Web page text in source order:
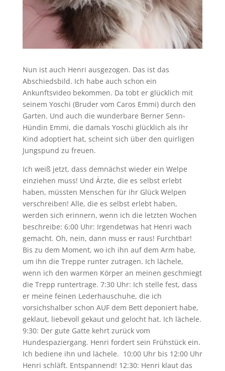
Nun ist auch Henri ausgezogen. Das ist das
Abschiedsbild. Ich habe auch schon ein
Ankunftsvideo bekommen. Da tobt er glücklich mit
seinem Yoschi (Bruder vom Caros Emmi) durch den
Garten. Und auch die wunderbare Berner Senn-
Hündin Emmi, die damals Yoschi glücklich als ihr
Kind adoptiert hat, scheint sich über den quirligen
Jungspund zu freuen.
Ich weiß jetzt, dass demnächst wieder ein Welpe
einziehen muss! Und Ärzte, die es selbst erlebt
haben, müssten Menschen für ihr Glück Welpen
verschreiben! Alle, die es selbst erlebt haben,
werden sich erinnern, wenn ich die letzten Wochen
beschreibe: 6:00 Uhr: Irgendetwas hat Henri wach
gemacht. Oh, nein, dann muss er raus! Furchtbar!
Bis zu dem Moment, wo ich ihn auf dem Arm habe,
um ihn die Treppe runter zutragen. Ich lächele,
wenn ich den warmen Körper an meinen geschmiegt
die Trepp runtertrage. 7:30 Uhr: Ich stelle fest, dass
er meine feinen Lederhauschuhe, die ich
vorsichshalber schon AUF dem Bett deponiert habe,
geklaut, liebevoll gekaut und gelocht hat. Ich lächele.
9:30: Der gute Gatte kehrt zurück vom
Hundespaziergang. Henri fordert sein Frühstück ein.
Ich bediene ihn und lächele. 10:00 Uhr bis 12:00 Uhr
Henri schläft. Entspannend! 12:30: Henri klaut das